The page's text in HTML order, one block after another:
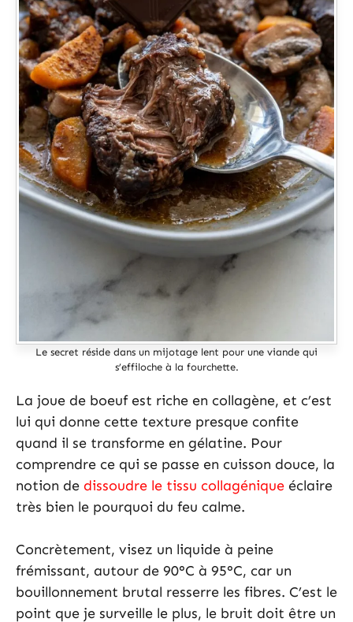
Le secret réside dans un mijotage lent pour une viande qui
s’effiloche à la fourchette.
La joue de boeuf est riche en collagène, et c’est
lui qui donne cette texture presque confite
quand il se transforme en gélatine. Pour
comprendre ce qui se passe en cuisson douce, la
notion de dissoudre le tissu collagénique éclaire
très bien le pourquoi du feu calme.
Concrètement, visez un liquide à peine
frémissant, autour de 90°C à 95°C, car un
bouillonnement brutal resserre les fibres. C’est le
point que je surveille le plus, le bruit doit être un